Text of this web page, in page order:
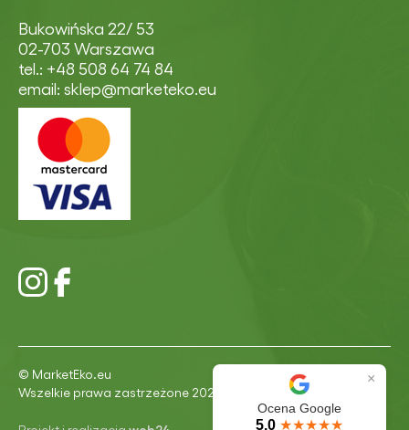
×
Ocena Google
5.0 ★★★★★
Bukowińska 22/ 53
02-703 Warszawa
tel.: +48 508 64 74 84
email: sklep@marketeko.eu
© MarketEko.eu
Wszelkie prawa zastrzeżone 2026